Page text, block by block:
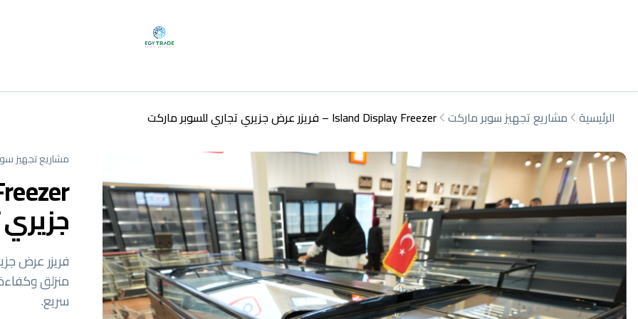
الرئيسية مشاريع تجهيز سوبر ماركت Island Display Freezer – فريزر عرض جزيري تجاري للسوبر ماركت
مشاريع تجهيز
فريزر عرض
منزلق
سريع.